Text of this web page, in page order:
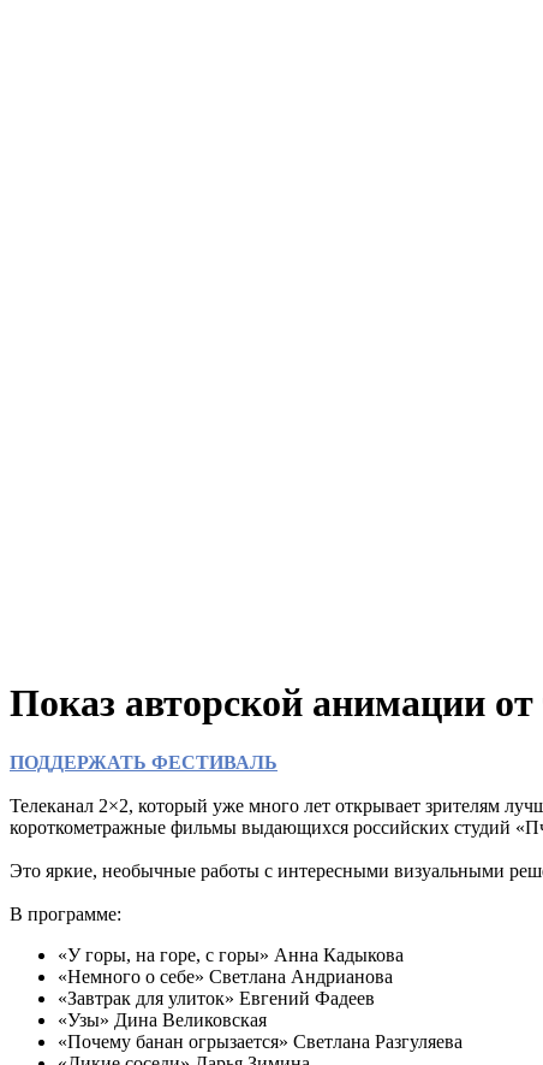
Показ авторской анимации от
ПОДДЕРЖАТЬ ФЕСТИВАЛЬ
Телеканал 2×2, который уже много лет открывает зрителям
короткометражные фильмы выдающихся российских студий
Это яркие, необычные работы с интересными визуальными
В программе:
«У горы, на горе, с горы» Анна Кадыкова
«Немного о себе» Светлана Андрианова
«Завтрак для улиток» Евгений Фадеев
«Узы» Дина Великовская
«Почему банан огрызается» Светлана Разгуляева